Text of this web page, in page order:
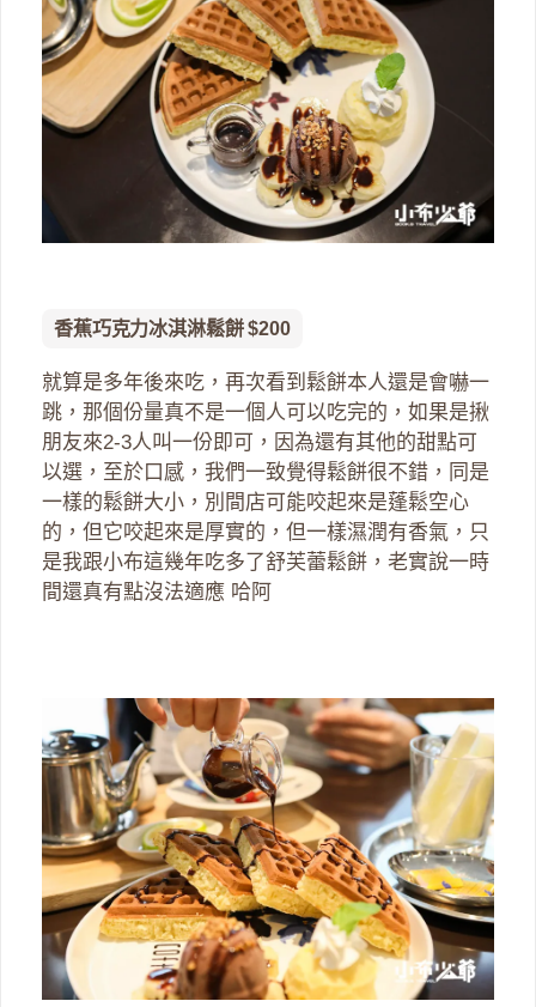
香蕉巧克力冰淇淋鬆餅 $200
就算是多年後來吃，再次看到鬆餅本人還是會嚇一
跳，那個份量真不是一個人可以吃完的，如果是揪
朋友來2-3人叫一份即可，因為還有其他的甜點可
以選，至於口感，我們一致覺得鬆餅很不錯，同是
一樣的鬆餅大小，別間店可能咬起來是蓬鬆空心
的，但它咬起來是厚實的，但一樣濕潤有香氣，只
是我跟小布這幾年吃多了舒芙蕾鬆餅，老實說一時
間還真有點沒法適應 哈阿